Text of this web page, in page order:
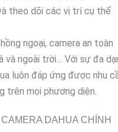
theo dõi các vị trí cụ thể
ngoại, camera an toàn
và ngoài trời… Với sự đa
luôn đáp ứng được nhu
trên mọi phương diện.
DAHUA CHÍNH